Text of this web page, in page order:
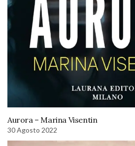
Aurora – Marina Visentin
30 Agosto 2022